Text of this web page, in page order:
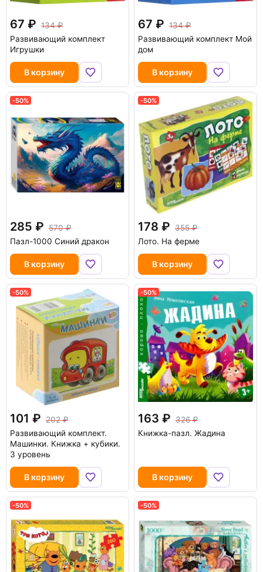
67
134
Развивающий комплект
Игрушки
В корзину
67
134
Развивающий комплект Мой
дом
В корзину
-50%
285
570
Пазл-1000 Синий дракон
В корзину
-50%
178
355
Лото. На ферме
В корзину
-50%
101
202
Развивающий комплект.
Машинки. Книжка + кубики.
3 уровень
В корзину
-50%
163
326
Книжка-пазл. Жадина
В корзину
-50% -50%